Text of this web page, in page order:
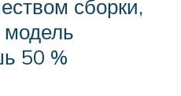
сборки,
модель
50 %